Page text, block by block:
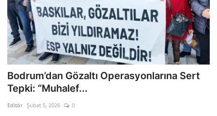
Bodrum’dan Gözaltı Operasyonlarına Sert
Tepki: “Muhalef...
Editör Şubat 5, 2026 0